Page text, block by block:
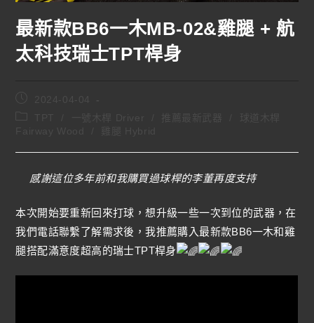
最新款BB6一木MB-02&雞腿 + 航
太科技瑞士TPT桿身
2024-04-04
Fairway Wood
感謝這位多年前和我購買過球桿的李董再度支持
本次開始要重新回來打球，想升級一些一次到位的武器，在
我們電話聯繫了解需求後，我推薦購入最新款BB6一木和雞
腿搭配滿意度超高的瑞士TPT桿身